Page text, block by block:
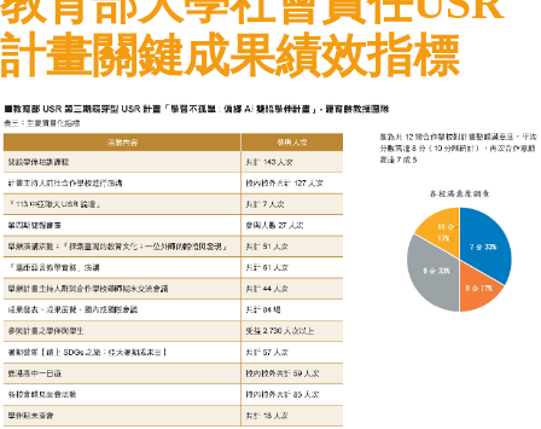
計畫關鍵成果績效指標